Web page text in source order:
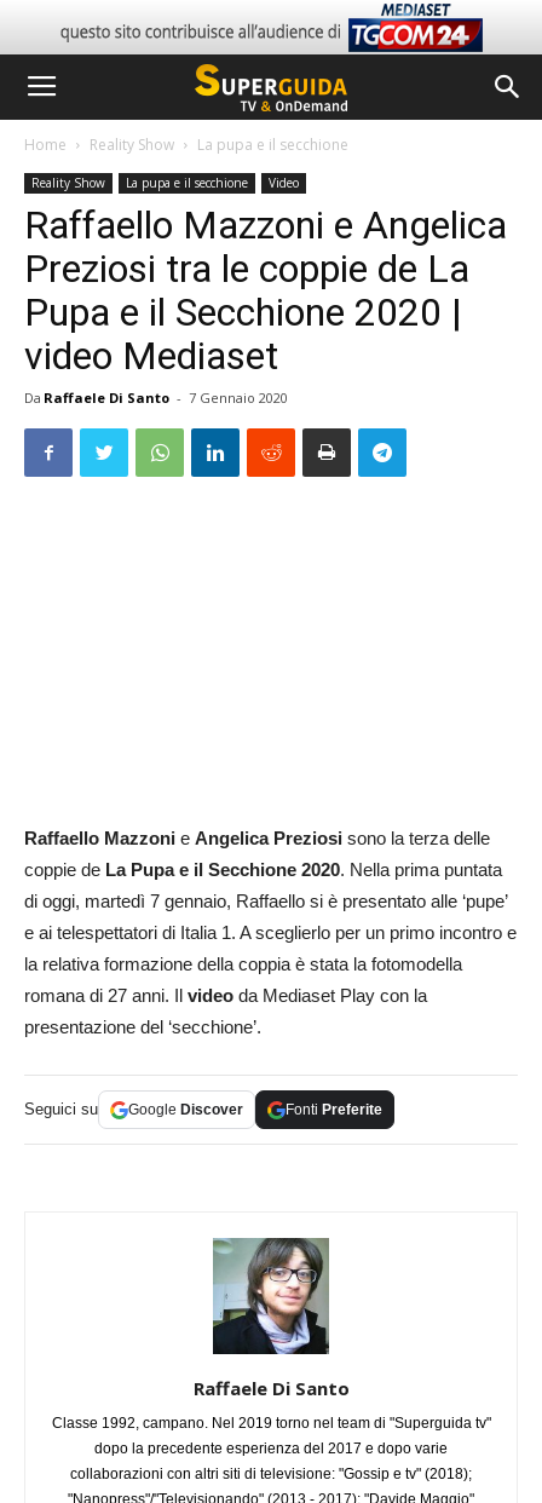
Home Reality Show La pupa e il secchione
Reality Show La pupa e il secchione Video
Raffaello Mazzoni e Angelica
Preziosi tra le coppie de La
Pupa e il Secchione 2020 |
video Mediaset
Da Raffaele Di Santo - 7 Gennaio 2020
Raffaello Mazzoni e Angelica Preziosi sono la terza delle
coppie de La Pupa e il Secchione 2020. Nella prima puntata
di oggi, martedì 7 gennaio, Raffaello si è presentato alle ‘pupe’
e ai telespettatori di Italia 1. A sceglierlo per un primo incontro e
la relativa formazione della coppia è stata la fotomodella
romana di 27 anni. Il video da Mediaset Play con la
presentazione del ‘secchione’.
Seguici su Google Discover Fonti Preferite
Raffaele Di Santo
Classe 1992, campano. Nel 2019 torno nel team di "Superguida tv"
dopo la precedente esperienza del 2017 e dopo varie
collaborazioni con altri siti di televisione: "Gossip e tv" (2018);